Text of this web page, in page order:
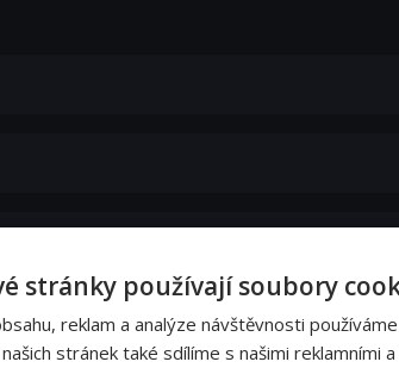
stránky používají soubory
reklam a analýze návštěvnosti
stránek také sdílíme s našimi reklamními